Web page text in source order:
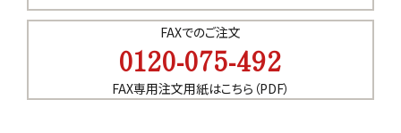
FAXでのご注文
0120-075-492
FAX専用注文用紙はこちら（PDF）